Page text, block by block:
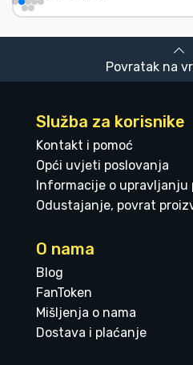
Povratak na
Služba za korisnike
Kontakt i pomoć
Opći uvjeti poslovanja
Informacije o upravljanju
Odustajanje, povrat
O nama
Blog
FanToken
Mišljenja o nama
Dostava i plaćanje